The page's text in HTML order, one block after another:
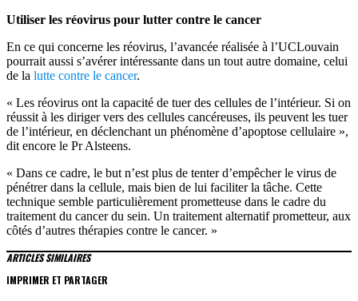
Utiliser les réovirus pour lutter contre le cancer
En ce qui concerne les réovirus, l’avancée réalisée à l’UCLouvain
pourrait aussi s’avérer intéressante dans un tout autre domaine, celui
de la lutte contre le cancer.
« Les réovirus ont la capacité de tuer des cellules de l’intérieur. Si on
réussit à les diriger vers des cellules cancéreuses, ils peuvent les tuer
de l’intérieur, en déclenchant un phénomène d’apoptose cellulaire »,
dit encore le Pr Alsteens.
« Dans ce cadre, le but n’est plus de tenter d’empêcher le virus de
pénétrer dans la cellule, mais bien de lui faciliter la tâche. Cette
technique semble particulièrement prometteuse dans le cadre du
traitement du cancer du sein. Un traitement alternatif prometteur, aux
côtés d’autres thérapies contre le cancer. »
ARTICLES SIMILAIRES
IMPRIMER ET PARTAGER